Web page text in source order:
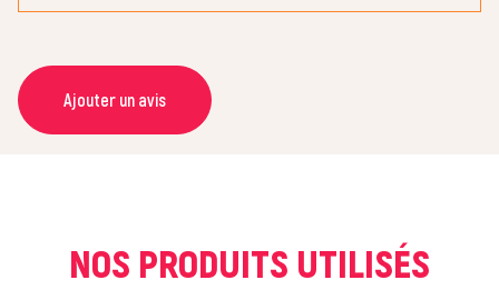
Ajouter un avis
NOM *
NOS PRODUITS UTILISÉS